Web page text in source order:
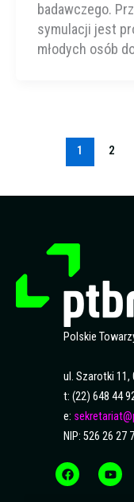
badawczego.
symulacji jest
młodych osób
1 2
Polskie
ul. Szarotki 11,
t: (22) 648 44
e:
NIP: 526 26 27
a
c
e
o
u
t